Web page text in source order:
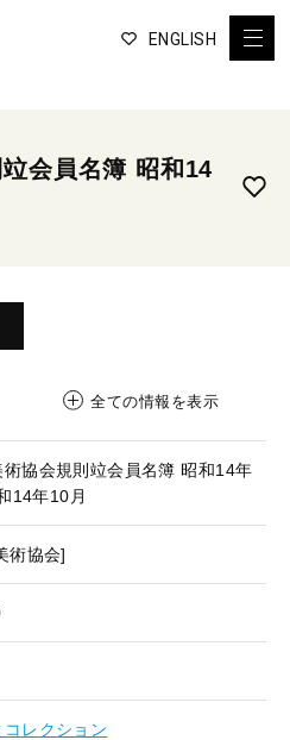
ENGLISH
会員名簿 昭和14
全ての情報を表示
術協会規則竝会員名簿 昭和14年
14年10月
術協会]
レクション